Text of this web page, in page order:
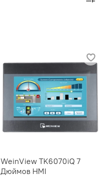
WeinView TK6070iQ 7
Дюймов HMI